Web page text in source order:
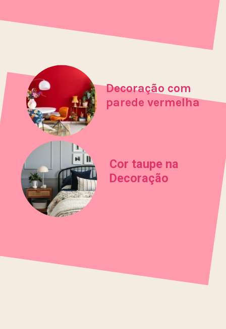
Decoração com
parede vermelha
Cor taupe na
Decoração